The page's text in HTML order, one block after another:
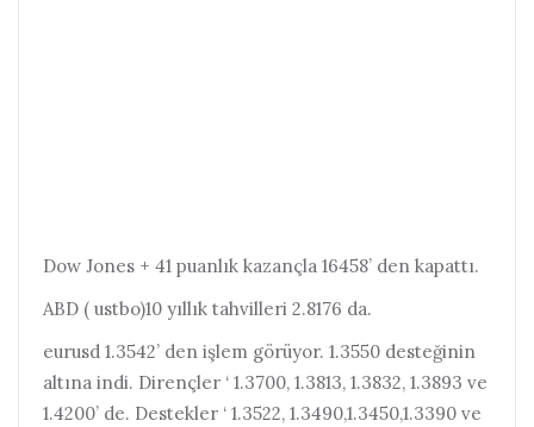
Dow Jones + 41 puanlık kazançla 16458’ den kapattı.
ABD ( ustbo)10 yıllık tahvilleri 2.8176 da.
eurusd 1.3542’ den işlem görüyor. 1.3550 desteğinin
altına indi. Dirençler ‘ 1.3700, 1.3813, 1.3832, 1.3893 ve
1.4200’ de. Destekler ‘ 1.3522, 1.3490,1.3450,1.3390 ve